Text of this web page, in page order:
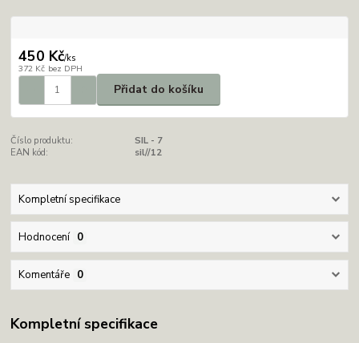
450 Kč/ks
372 Kč bez DPH
Přidat do košíku
Číslo produktu:
SIL - 7
EAN kód:
sil//12
Kompletní specifikace
Hodnocení 0
Komentáře 0
Kompletní specifikace